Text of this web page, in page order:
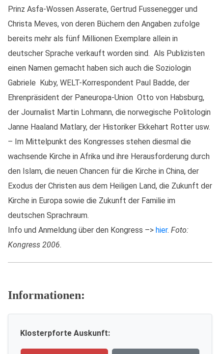
Prinz Asfa-Wossen Asserate, Gertrud Fussenegger und
Christa Meves, von deren Büchern den Angaben zufolge
bereits mehr als fünf Millionen Exemplare allein in
deutscher Sprache verkauft worden sind. Als Publizisten
einen Namen gemacht haben sich auch die Soziologin
Gabriele Kuby, WELT-Korrespondent Paul Badde, der
Ehrenpräsident der Paneuropa-Union Otto von Habsburg,
der Journalist Martin Lohmann, die norwegische Politologin
Janne Haaland Matlary, der Historiker Ekkehart Rotter usw.
– Im Mittelpunkt des Kongresses stehen diesmal die
wachsende Kirche in Afrika und ihre Herausforderung durch
den Islam, die neuen Chancen für die Kirche in China, der
Exodus der Christen aus dem Heiligen Land, die Zukunft der
Kirche in Europa sowie die Zukunft der Familie im
deutschen Sprachraum.
Info und Anmeldung über den Kongress –> hier. Foto:
Kongress 2006.
Informationen:
Klosterpforte Auskunft: